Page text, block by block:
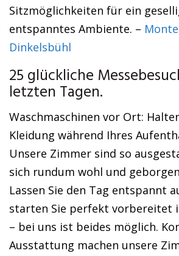
Sitzmöglichkeiten für ein
entspanntes Ambiente. –
Dinkelsbühl
25 glückliche
letzten Tagen.
Waschmaschinen vor Ort:
Kleidung während Ihres
Unsere Zimmer sind so
sich rundum wohl und
Lassen Sie den Tag entspannt
starten Sie perfekt vorbereitet
– bei uns ist beides möglich.
Ausstattung machen unsere